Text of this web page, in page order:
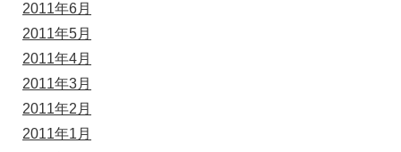
2011年6月
2011年5月
2011年4月
2011年3月
2011年2月
2011年1月